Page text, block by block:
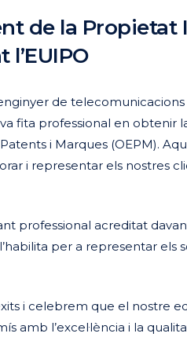
de la Propietat
de
fita professional en obtenir
i Marques (OEPM).
i representar els nostres
professional acreditat
per a representar els
i celebrem que el nostre
amb l’excel·lència i la